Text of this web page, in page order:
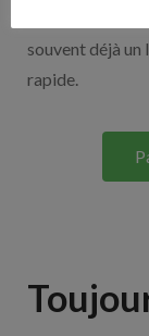
souvent déjà
rapide.